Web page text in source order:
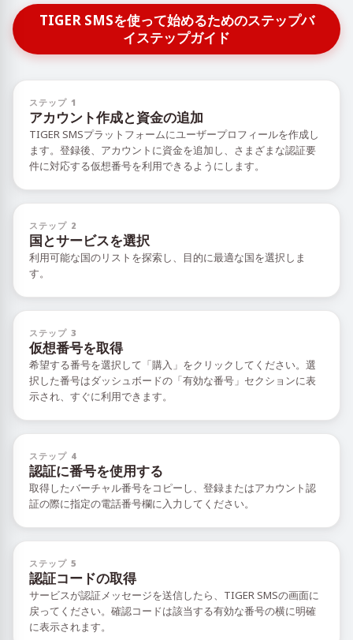
TIGER SMSを使って始めるためのステップバ
イステップガイド
ステップ 1
アカウント作成と資金の追加
TIGER SMSプラットフォームにユーザープロフィールを作成し
ます。登録後、アカウントに資金を追加し、さまざまな認証要
件に対応する仮想番号を利用できるようにします。
ステップ 2
国とサービスを選択
利用可能な国のリストを探索し、目的に最適な国を選択しま
す。
ステップ 3
仮想番号を取得
希望する番号を選択して「購入」をクリックしてください。選
択した番号はダッシュボードの「有効な番号」セクションに表
示され、すぐに利用できます。
ステップ 4
認証に番号を使用する
取得したバーチャル番号をコピーし、登録またはアカウント認
証の際に指定の電話番号欄に入力してください。
ステップ 5
認証コードの取得
サービスが認証メッセージを送信したら、TIGER SMSの画面に
戻ってください。確認コードは該当する有効な番号の横に明確
に表示されます。